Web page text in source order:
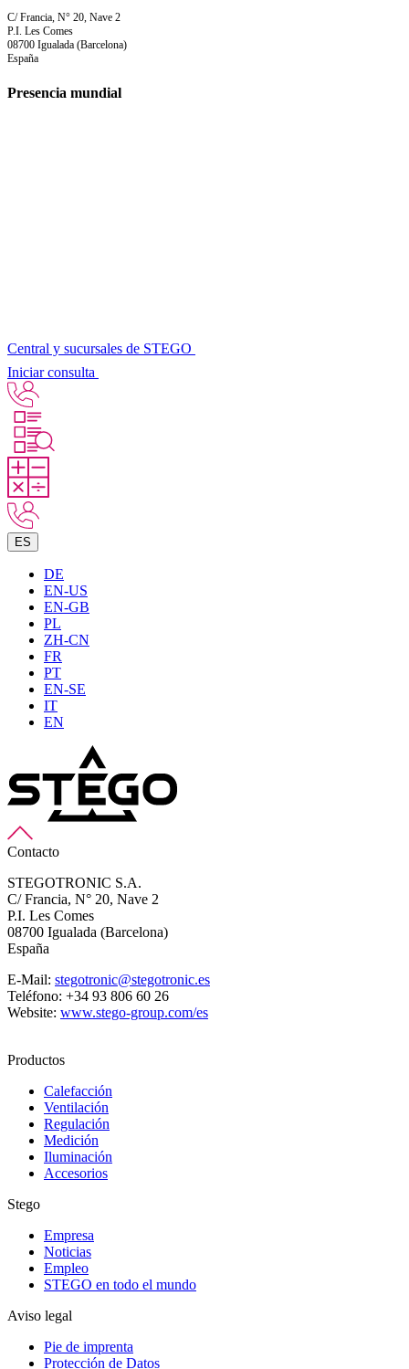
C/ Francia, N° 20, Nave 2
P.I. Les Comes
08700 Igualada (Barcelona)
España
Presencia mundial
Central y sucursales de STEGO
Iniciar consulta
ES
DE
EN-US
EN-GB
PL
ZH-CN
FR
PT
EN-SE
IT
EN
Contacto
STEGOTRONIC S.A.
C/ Francia, N° 20, Nave 2
P.I. Les Comes
08700 Igualada (Barcelona)
España
E-Mail: stegotronic@stegotronic.es
Teléfono: +34 93 806 60 26
Website: www.stego-group.com/es
Productos
Calefacción
Ventilación
Regulación
Medición
Iluminación
Accesorios
Stego
Empresa
Noticias
Empleo
STEGO en todo el mundo
Aviso legal
Pie de imprenta
Protección de Datos